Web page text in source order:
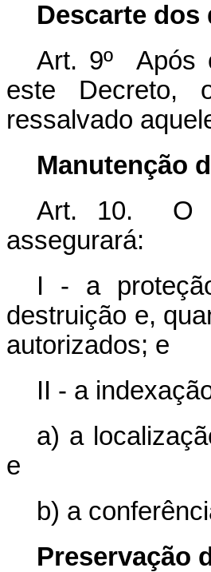
Descarte
Art. 9º Após
este Decreto,
ressalvado
Manutenção
Art. 10. O
assegurará:
I - a
destruição e,
autorizados; e
II - a
a) a
e
b) a
Preservação